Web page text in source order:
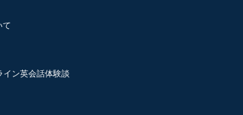
て
イン英会話体験談